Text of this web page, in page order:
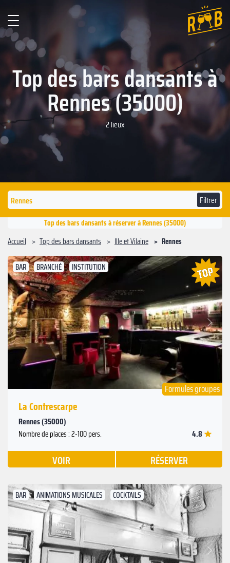
Top des bars dansants à
Rennes (35000)
2 lieux
Filtrer
Top des bars dansants à réserver à Rennes (35000)
Accueil
Top des bars dansants Ille et Vilaine Rennes
BAR BRANCHÉ INSTITUTION
Précédent
Suivant
Formules groupes
La Contrescarpe
Rennes (35000)
Nombre de places : 2-100 pers. 4.8
VOIR RÉSERVER
BAR ANIMATIONS MUSICALES COCKTAILS
Précédent
Suivant